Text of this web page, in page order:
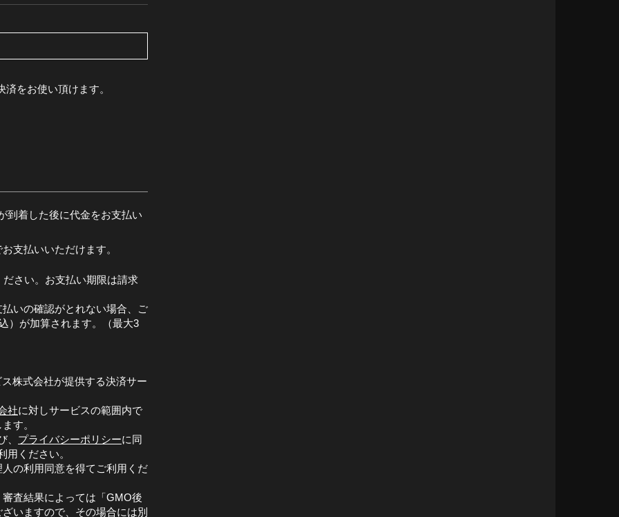
をお使い頂けます。
到着した後に代金をお支払い
支払いいただけます。
さい。お支払い期限は請求
いの確認がとれない場合、ご
）が加算されます。（最大3
株式会社が提供する決済サー
社に対しサービスの範囲内で
す。
、 プライバシーポリシーに同
ください。
の利用同意を得てご利用くだ
査結果によっては「GMO後
いますので、その場合には別